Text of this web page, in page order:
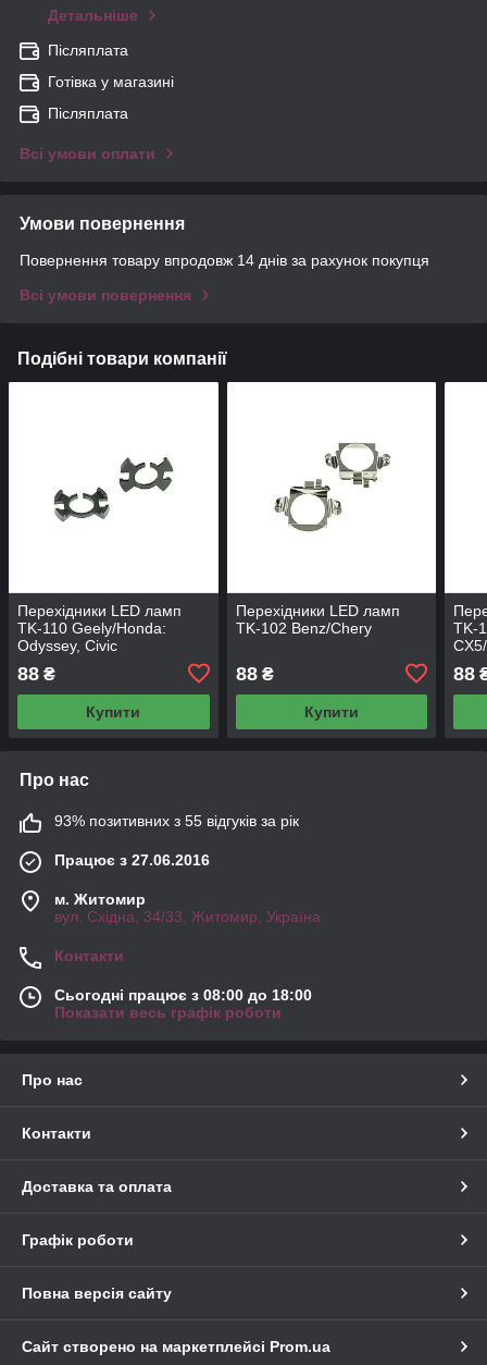
Детальніше
Післяплата
Готівка у магазині
Післяплата
Всі умови оплати
Умови повернення
Повернення товару впродовж 14 днів за рахунок покупця
Всі умови повернення
Подібні товари компанії
Перехідники LED ламп
TK-110 Geely/Honda:
Odyssey, Civic
88 ₴
Купити
Перехідники LED ламп
TK-102 Benz/Chery
88₴
Купити
TK-
88
Про нас
93% позитивних з 55 відгуків за рік
Працює з 27.06.2016
м. Житомир
вул. Східна, 34/33, Житомир, Україна
Контакти
Сьогодні працює з 08:00 до 18:00
Показати весь графік роботи
Про нас
Контакти
Доставка та оплата
Графік роботи
Повна версія сайту
Сайт створено на маркетплейсі Prom.ua